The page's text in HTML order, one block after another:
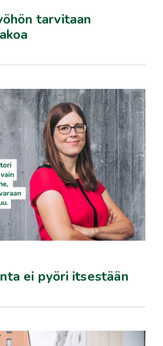
tarvitaan
ei pyöri itsestään